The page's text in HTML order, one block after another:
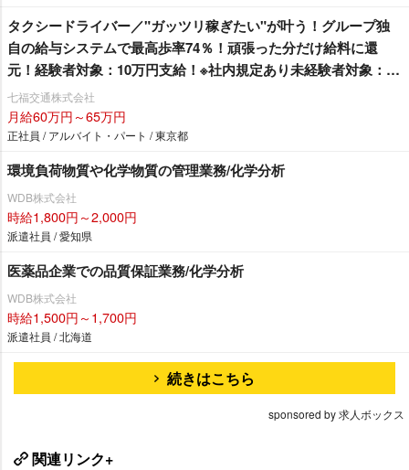
タクシードライバー／"ガッツリ稼ぎたい"が叶う！グループ独
自の給与システムで最高歩率74％！頑張った分だけ給料に還
元！経験者対象：10万円支給！※社内規定あり未経験者対象：6
ヶ月間35万円の給料保障制度あり
七福交通株式会社
月給60万円～65万円
正社員 / アルバイト・パート / 東京都
環境負荷物質や化学物質の管理業務/化学分析
WDB株式会社
時給1,800円～2,000円
派遣社員 / 愛知県
医薬品企業での品質保証業務/化学分析
WDB株式会社
時給1,500円～1,700円
派遣社員 / 北海道
続きはこちら
sponsored by 求人ボックス
関連リンク+